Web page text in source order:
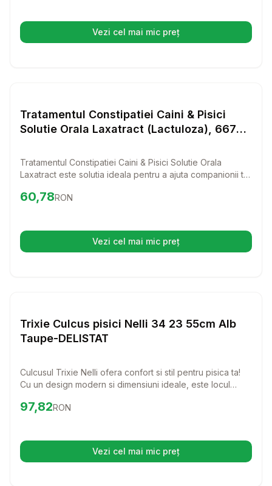
Vezi cel mai mic preț(se deschide într-o filă nouă)
Paturi si Perne Pisici
Tratamentul Constipatiei Caini & Pisici
Solutie Orala Laxatract (Lactuloza), 667
Tratamentul Constipatiei Caini & Pisici Solutie Orala
Laxatract este solutia ideala pentru a ajuta companionii tai
formula bazata pe lactuloza, acest produs este usor de
Preț:60.78
60,78RON
Vezi cel mai mic preț(se deschide într-o filă nouă)
Paturi si Perne Pisici
Trixie Culcus pisici Nelli 34 23 55cm Alb
Taupe-DELISTAT
Culcusul Trixie Nelli ofera confort si stil pentru pisica ta!
Cu un design modern si dimensiuni ideale, este locul
Preț:97.82
97,82RON
Vezi cel mai mic preț(se deschide într-o filă nouă)